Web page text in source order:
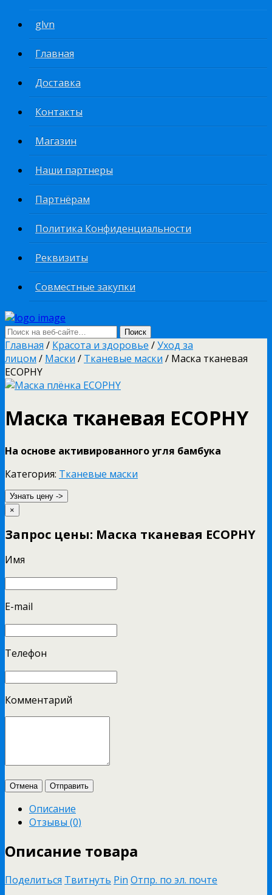
glvn
Главная
Доставка
Контакты
Магазин
Наши партнеры
Партнёрам
Политика Конфиденциальности
Реквизиты
Совместные закупки
Главная / Красота и здоровье /Уход за
лицом / Маски / Тканевые маски / Маска тканевая
ECOPHY
Маска тканевая ECOPHY
На основе активированного угля бамбука
Категория: Тканевые маски
Узнать цену ->
×
Запрос цены: Маска тканевая ECOPHY
Имя
E-mail
Телефон
Комментарий
Отмена Отправить
Описание
Отзывы (0)
Описание товара
Поделиться Твитнуть Pin Отпр. по эл. почте